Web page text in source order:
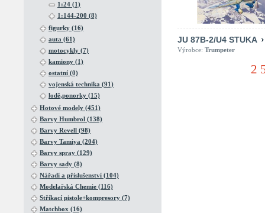
1:24 (1)
1:144-200 (8)
figurky (16)
auta (61)
motocykly (7)
kamiony (1)
ostatní (0)
vojenská technika (91)
lodě,ponorky (15)
Hotové modely (451)
Barvy Humbrol (138)
Barvy Revell (98)
Barvy Tamiya (204)
Barvy spray (129)
Barvy sady (8)
Nářadí a příslušenství (104)
Modelařská Chemie (116)
Stříkací pistole+kompresory (7)
Matchbox (16)
JU 87B-2/U4 STUKA
Výrobce: Trumpeter
2